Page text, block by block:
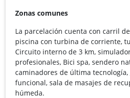
Zonas comunes
La parcelación cuenta con carril
piscina con turbina de corriente,
Circuito interno de 3 km,
profesionales, Bici spa, sendero
caminadores de última tecnología,
funcional, sala de masajes de
húmeda.